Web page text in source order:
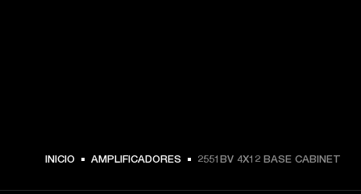
INICIO AMPLIFICADORES 2551BV 4X12 BASE CABINET